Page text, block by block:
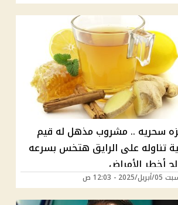
سحريه .. مشروب مذهل له قيم
تناوله على الرايق هتخس بسرعه
أخطر الأمراض
2025 - 12:03 ص